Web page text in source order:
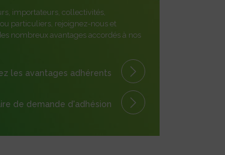
importateurs, collectivités,
particuliers, rejoignez-nous et
nombreux avantages accordés à nos
les avantages adhérents
de demande d'adhésion